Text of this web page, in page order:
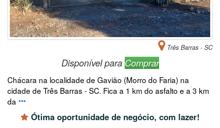
Três Barras - SC
Disponível para Comprar
Chácara na localidade de Gavião (Morro do Faria) na
cidade de Três Barras - SC. Fica a 1 km do asfalto e a 3 km
da
Ótima oportunidade de negócio, com lazer!